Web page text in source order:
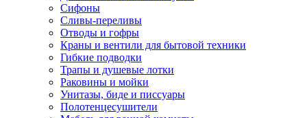
Сифоны
Сливы-переливы
Отводы и гофры
Краны и вентили для бытовой техники
Гибкие подводки
Трапы и душевые лотки
Раковины и мойки
Унитазы, биде и писсуары
Полотенцесушители